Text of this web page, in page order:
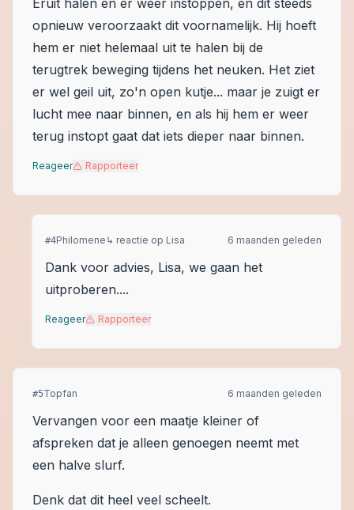
Eruit halen en er weer instoppen, en dit steeds
opnieuw veroorzaakt dit voornamelijk. Hij hoeft
hem er niet helemaal uit te halen bij de
terugtrek beweging tijdens het neuken. Het ziet
er wel geil uit, zo'n open kutje... maar je zuigt er
lucht mee naar binnen, en als hij hem er weer
terug instopt gaat dat iets dieper naar binnen.
Reageer Rapporteer
#4Philomene ↳ reactie op Lisa 6 maanden geleden
Dank voor advies, Lisa, we gaan het
uitproberen....
Reageer Rapporteer
#5Topfan 6 maanden geleden
Vervangen voor een maatje kleiner of
afspreken dat je alleen genoegen neemt met
een halve slurf.
Denk dat dit heel veel scheelt.